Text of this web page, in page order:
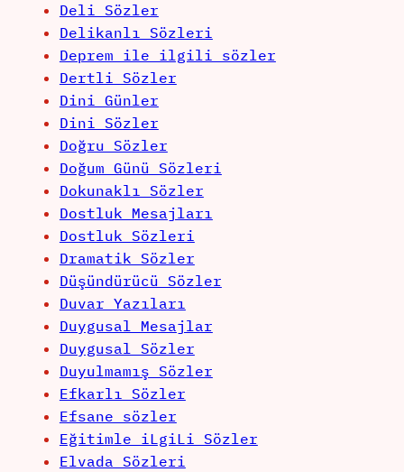
Deli Sözler
Delikanlı Sözleri
Deprem ile ilgili sözler
Dertli Sözler
Dini Günler
Dini Sözler
Doğru Sözler
Doğum Günü Sözleri
Dokunaklı Sözler
Dostluk Mesajları
Dostluk Sözleri
Dramatik Sözler
Düşündürücü Sözler
Duvar Yazıları
Duygusal Mesajlar
Duygusal Sözler
Duyulmamış Sözler
Efkarlı Sözler
Efsane sözler
Eğitimle iLgiLi Sözler
Elvada Sözleri